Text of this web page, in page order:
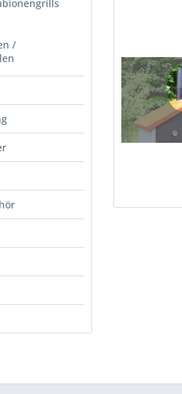
/
Der
gut
gratis